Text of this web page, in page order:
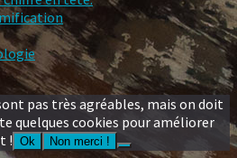
pas très agréables, mais on doit
quelques cookies pour améliorer
! Ok Non merci !